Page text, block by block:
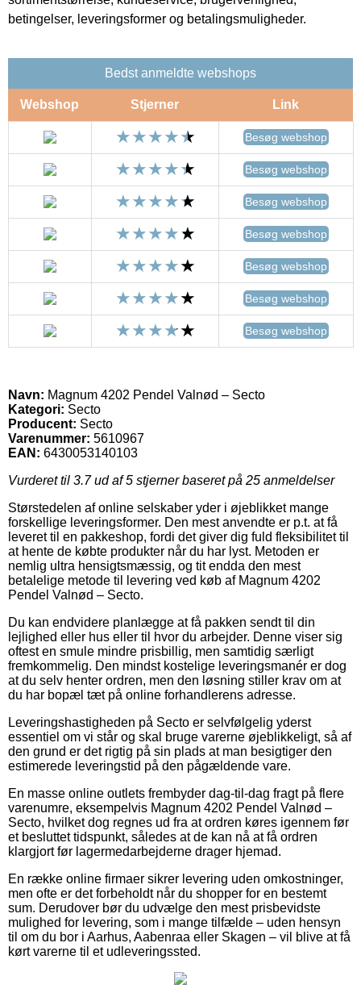
betingelser, leveringsformer og betalingsmuligheder.
Bedst anmeldte webshops
Webshop Stjerner Link
Besøg webshop
Besøg webshop
Besøg webshop
Besøg webshop
Besøg webshop
Besøg webshop
Besøg webshop
Navn: Magnum 4202 Pendel Valnød – Secto
Kategori: Secto
Producent: Secto
Varenummer: 5610967
EAN: 6430053140103
Vurderet til 3.7ud af 5 stjerner baseret på 25 anmeldelser
Størstedelen af online selskaber yder i øjeblikket mange
forskellige leveringsformer. Den mest anvendte er p.t. at få
leveret til en pakkeshop, fordi det giver dig fuld fleksibilitet til
at hente de købte produkter når du har lyst. Metoden er
nemlig ultra hensigtsmæssig, og tit endda den mest
betalelige metode til levering ved køb af Magnum 4202
Pendel Valnød – Secto.
Du kan endvidere planlægge at få pakken sendt til din
lejlighed eller hus eller til hvor du arbejder. Denne viser sig
oftest en smule mindre prisbillig, men samtidig særligt
fremkommelig. Den mindst kostelige leveringsmanér er dog
at du selv henter ordren, men den løsning stiller krav om at
du har bopæl tæt på online forhandlerens adresse.
Leveringshastigheden på Secto er selvfølgelig yderst
essentiel om vi står og skal bruge varerne øjeblikkeligt, så af
den grund er det rigtig på sin plads at man besigtiger den
estimerede leveringstid på den pågældende vare.
En masse online outlets frembyder dag-til-dag fragt på flere
varenumre, eksempelvis Magnum 4202 Pendel Valnød –
Secto, hvilket dog regnes ud fra at ordren køres igennem før
et besluttet tidspunkt, således at de kan nå at få ordren
klargjort før lagermedarbejderne drager hjemad.
En række online firmaer sikrer levering uden omkostninger,
men ofte er det forbeholdt når du shopper for en bestemt
sum. Derudover bør du udvælge den mest prisbevidste
mulighed for levering, som i mange tilfælde – uden hensyn
til om du bor i Aarhus, Aabenraa eller Skagen – vil blive at få
kørt varerne til et udleveringssted.